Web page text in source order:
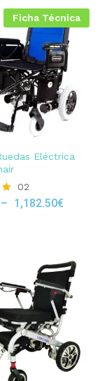
Ficha Técnica
Eléctrica
02
– 1,182.50€